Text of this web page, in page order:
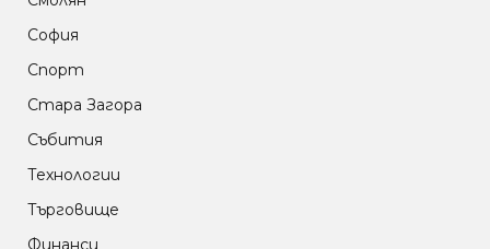
София
Спорт
Стара Загора
Събития
Технологии
Търговище
Финанси